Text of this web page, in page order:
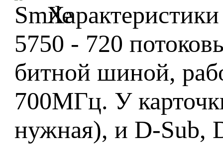
5750 - 720
битной шиной,
700МГц. У
нужная), и D-Sub,